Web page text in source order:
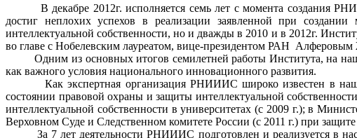
В декабре 2012г. исполняется семь лет с момента создания
достиг неплохих успехов в реализации заявленной при
интеллектуальной собственности, но и дважды в 2010 и в 2012г.
во главе с Нобелевским лауреатом, вице-президентом РАН
Одним из основных итогов семилетней работы Института, на наш
как важного условия национального инновационного развития.
Как экспертная организация РНИИИС широко известен в нашей
состоянии правовой охраны и защиты интеллектуальной
интеллектуальной собственности в университетах (с 2009 г.); в
Верховном Суде и Следственном комитете России (с 2011 г.) при
За 7 лет деятельности РНИИИС подготовлен и реализуется в